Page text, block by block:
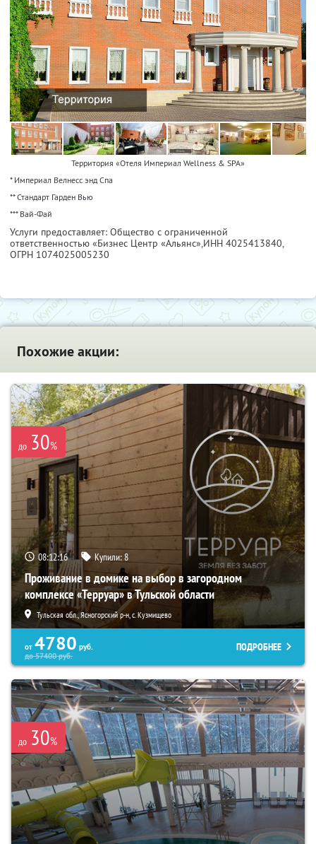
Территория «Отеля Империал Wellness & SPA»
* Империал Велнесс энд Спа
** Стандарт Гарден Вью
*** Вай-Фай
Услуги предоставляет: Общество с ограниченной
ответственностью «Бизнес Центр «Альянс»,ИНН 4025413840,
ОГРН 1074025005230
Похожие акции:
до 30%
08:12:14 Купили:8
Проживание в домике на выбор в загородном
комплексе «Терруар» в Тульской области
Тульская обл., Ясногорский р-н, с. Кузмищево
от 4780 руб.
до57400руб.
ПОДРОБНЕЕ
до 30%